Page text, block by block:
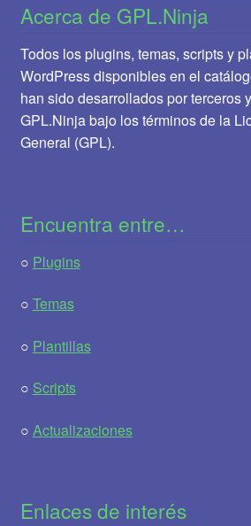
Acerca de GPL.Ninja
Todos los plugins, temas, scripts y
WordPress disponibles en el
han sido desarrollados por terceros
GPL.Ninja bajo los términos de la
General (GPL).
Encuentra entre…
○ Plugins
○ Temas
○ Plantillas
○ Scripts
○ Actualizaciones
Enlaces de interés